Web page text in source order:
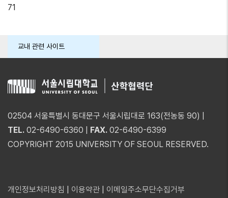
71
교내 관련 사이트
02504 서울특별시 동대문구 서울시립대로 163(전농동 90) |
TEL. 02-6490-6360 | FAX. 02-6490-6399
COPYRIGHT 2015 UNIVERSITY OF SEOUL RESERVED.
개인정보처리방침 이용약관 이메일주소무단수집거부